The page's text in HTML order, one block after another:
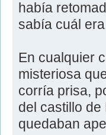
había
sabía cuál
En cualquier
misteriosa
corría prisa,
del castillo
quedaban